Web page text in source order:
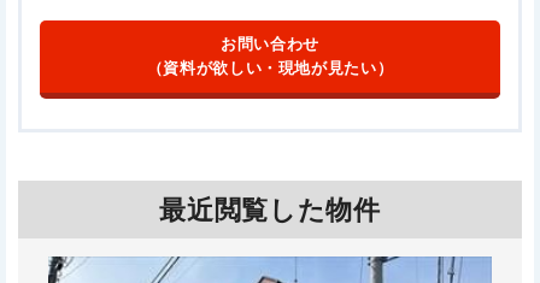
お問い合わせ
（資料が欲しい・現地が見たい）
最近閲覧した物件